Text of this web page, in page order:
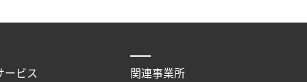
ービス 関連事業所